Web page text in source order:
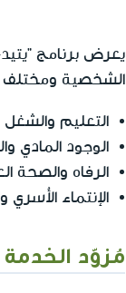
الشخصية ومختلف
التعليم والشغل
الوجود المادي
الرفاه والصحة
الإنتماء الأُسري
مُزوّد الخدمة